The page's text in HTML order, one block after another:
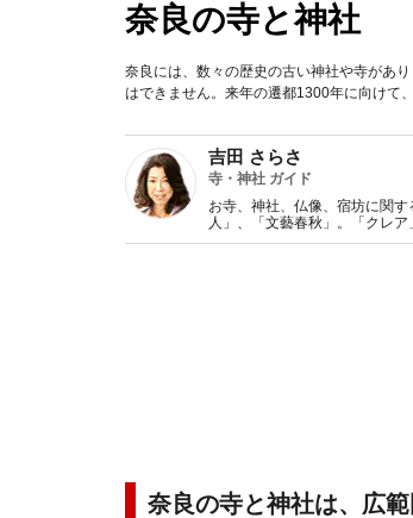
奈良の寺と神社
奈良には、数々の歴史の古い神社や寺があ
はできません。来年の遷都1300年に向けて
吉田 さらさ
寺・神社 ガイド
お寺、神社、仏像、宿坊に関
人」、「文藝春秋」。「クレ
さのふわり寺町めぐり」など
奈良の寺と神社は、広